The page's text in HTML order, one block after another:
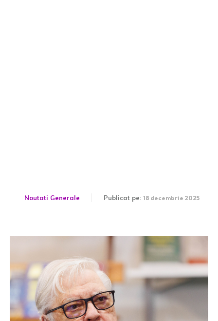
Noutati Generale Publicat pe: 18 decembrie 2025